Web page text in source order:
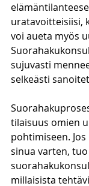
uratavoitteisiisi,
voi aueta myös
sujuvasti
selkeästi
tilaisuus omien
pohtimiseen.
sinua varten, tuo
millaisista